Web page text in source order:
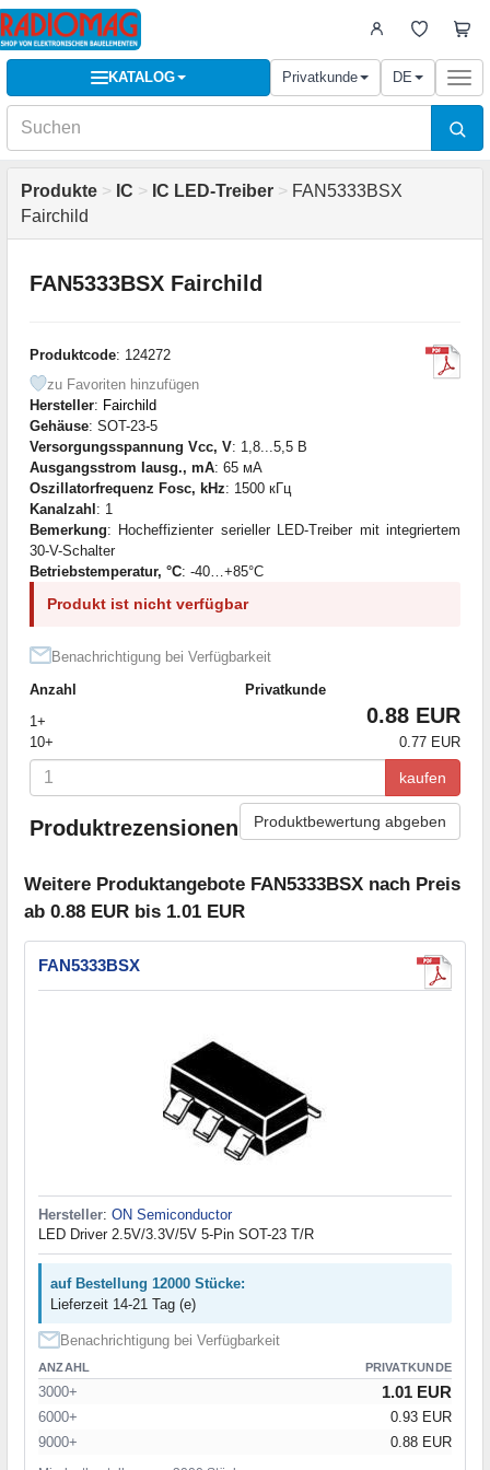
KATALOG Privatkunde DE
Produkte > IC > IC LED-Treiber > FAN5333BSX
Fairchild
FAN5333BSX Fairchild
Produktcode: 124272
zu Favoriten hinzufügen
Hersteller: Fairchild
Gehäuse: SOT-23-5
Versorgungsspannung Vcc, V: 1,8...5,5 В
Ausgangsstrom Iausg., mA: 65 мА
Oszillatorfrequenz Fosc, kHz: 1500 кГц
Kanalzahl: 1
Bemerkung: Hocheffizienter serieller LED-Treiber mit integriertem
30-V-Schalter
Betriebstemperatur, °C: -40…+85°С
Produkt ist nicht verfügbar
Benachrichtigung bei Verfügbarkeit
Anzahl
Privatkunde
1+
0.88 EUR
10+ 0.77 EUR
kaufen
Produktrezensionen Produktbewertung abgeben
Weitere Produktangebote FAN5333BSX nach Preis
ab 0.88 EUR bis 1.01 EUR
FAN5333BSX
Hersteller: ON Semiconductor
LED Driver 2.5V/3.3V/5V 5-Pin SOT-23 T/R
auf Bestellung 12000 Stücke:
Lieferzeit 14-21 Tag (e)
Benachrichtigung bei Verfügbarkeit
ANZAHL PRIVATKUNDE
3000+ 1.01 EUR
6000+
0.93 EUR
9000+
0.88 EUR